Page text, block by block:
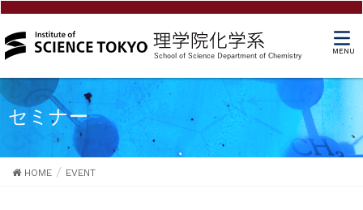
MENU
セミナー
HOME EVENT